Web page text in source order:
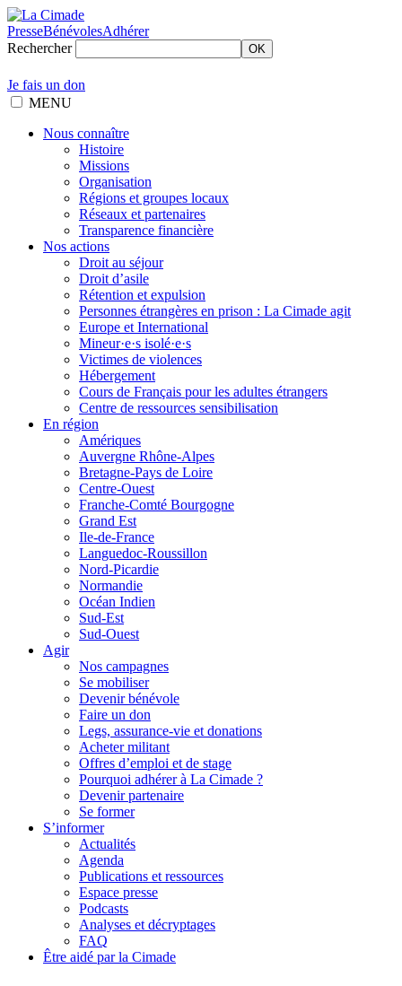
PresseBénévolesAdhérer
Rechercher
OK
Je fais un don
MENU
Nous connaître
Histoire
Missions
Organisation
Régions et groupes locaux
Réseaux et partenaires
Transparence financière
Nos actions
Droit au séjour
Droit d’asile
Rétention et expulsion
Personnes étrangères en prison : La Cimade agit
Europe et International
Mineur·e·s isolé·e·s
Victimes de violences
Hébergement
Cours de Français pour les adultes étrangers
Centre de ressources sensibilisation
En région
Amériques
Auvergne Rhône-Alpes
Bretagne-Pays de Loire
Centre-Ouest
Franche-Comté Bourgogne
Grand Est
Ile-de-France
Languedoc-Roussillon
Nord-Picardie
Normandie
Océan Indien
Sud-Est
Sud-Ouest
Agir
Nos campagnes
Se mobiliser
Devenir bénévole
Faire un don
Legs, assurance-vie et donations
Acheter militant
Offres d’emploi et de stage
Pourquoi adhérer à La Cimade ?
Devenir partenaire
Se former
S’informer
Actualités
Agenda
Publications et ressources
Espace presse
Podcasts
Analyses et décryptages
FAQ
Être aidé par la Cimade